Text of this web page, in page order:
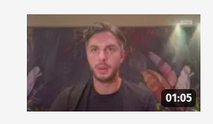
01:05